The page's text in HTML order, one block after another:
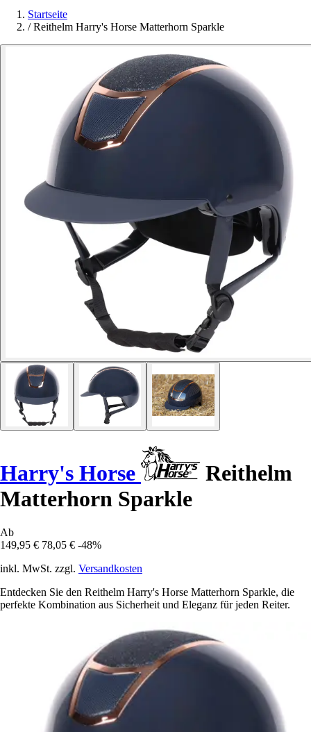
Startseite
/ Reithelm Harry's Horse Matterhorn Sparkle
Harry's Horse
Reithelm
Matterhorn Sparkle
Ab
149,95 € 78,05 € -48%
inkl. MwSt. zzgl. Versandkosten
Entdecken Sie den Reithelm Harry's Horse Matterhorn Sparkle, die
perfekte Kombination aus Sicherheit und Eleganz für jeden Reiter.